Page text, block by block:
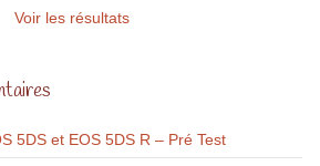
Voir les résultats
5DS et EOS 5DS R – Pré Test